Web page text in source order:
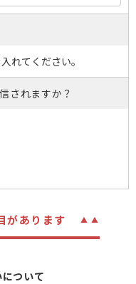
れてください。
されますか？
があります
ついて